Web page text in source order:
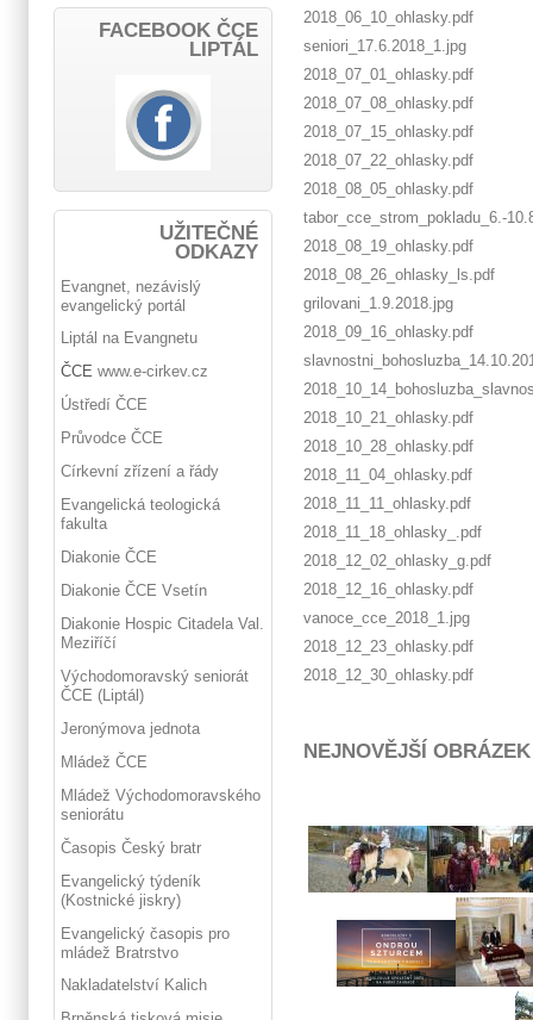
2018_06_10_ohlasky.pdf
seniori_17.6.2018_1.jpg
2018_07_01_ohlasky.pdf
2018_07_08_ohlasky.pdf
2018_07_15_ohlasky.pdf
2018_07_22_ohlasky.pdf
2018_08_05_ohlasky.pdf
tabor_cce_strom_pokladu_6.-
2018_08_19_ohlasky.pdf
2018_08_26_ohlasky_ls.pdf
grilovani_1.9.2018.jpg
2018_09_16_ohlasky.pdf
2018_10_21_ohlasky.pdf
2018_10_28_ohlasky.pdf
2018_11_04_ohlasky.pdf
2018_11_11_ohlasky.pdf
2018_11_18_ohlasky_.pdf
2018_12_02_ohlasky_g.pdf
2018_12_16_ohlasky.pdf
vanoce_cce_2018_1.jpg
2018_12_23_ohlasky.pdf
2018_12_30_ohlasky.pdf
NEJNOVĚJŠÍ OBRÁZEK
FACEBOOK ČCE
LIPTÁL
UŽITEČNÉ
ODKAZY
Evangnet, nezávislý
evangelický portál
Liptál na Evangnetu
ČCE www.e-cirkev.cz
Ústředí ČCE
Průvodce ČCE
Církevní zřízení a řády
Evangelická teologická
fakulta
Diakonie ČCE
Diakonie ČCE Vsetín
Diakonie Hospic Citadela Val.
Meziříčí
Východomoravský seniorát
ČCE (Liptál)
Jeronýmova jednota
Mládež ČCE
Mládež Východomoravského
seniorátu
Časopis Český bratr
Evangelický týdeník
(Kostnické jiskry)
Evangelický časopis pro
mládež Bratrstvo
Nakladatelství Kalich